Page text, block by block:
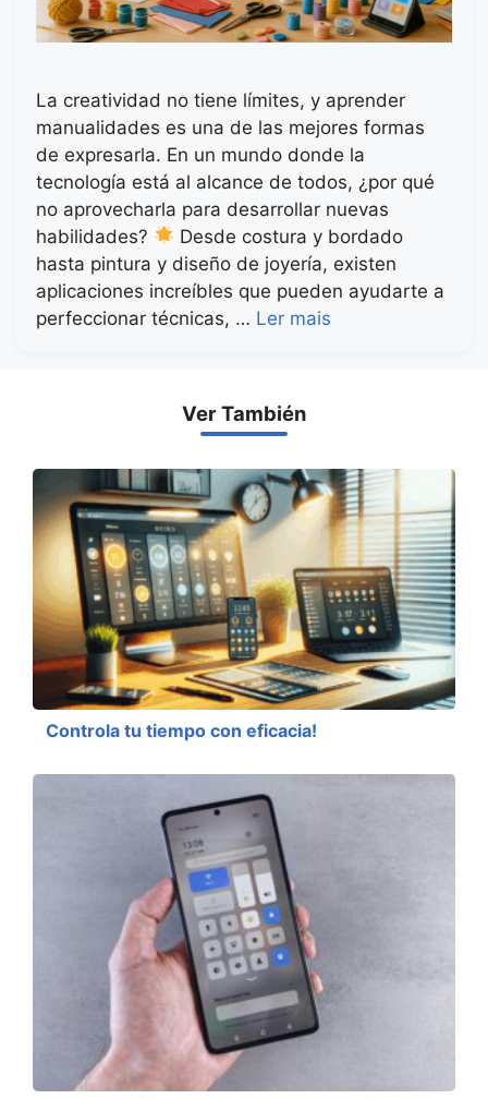
La creatividad no tiene límites, y aprender
manualidades es una de las mejores formas
de expresarla. En un mundo donde la
tecnología está al alcance de todos, ¿por qué
no aprovecharla para desarrollar nuevas
habilidades?
Desde costura y bordado
hasta pintura y diseño de joyería, existen
aplicaciones increíbles que pueden ayudarte a
perfeccionar técnicas, … Ler mais
Ver También
Controla tu tiempo con eficacia!